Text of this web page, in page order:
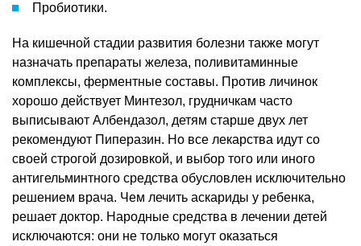
Пробиотики.
На кишечной стадии развития болезни также могут
назначать препараты железа, поливитаминные
комплексы, ферментные составы. Против личинок
хорошо действует Минтезол, грудничкам часто
выписывают Албендазол, детям старше двух лет
рекомендуют Пиперазин. Но все лекарства идут со
своей строгой дозировкой, и выбор того или иного
антигельминтного средства обусловлен исключительно
решением врача. Чем лечить аскариды у ребенка,
решает доктор. Народные средства в лечении детей
исключаются: они не только могут оказаться